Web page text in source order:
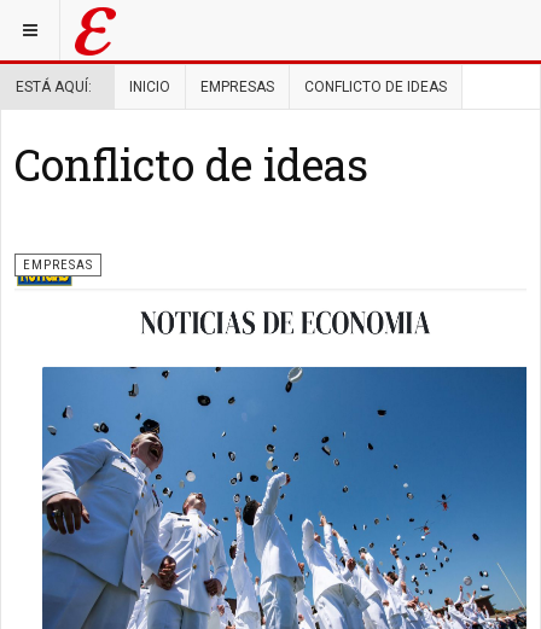
ESTÁ AQUÍ: INICIO EMPRESAS CONFLICTO DE IDEAS
Conflicto de ideas
EMPRESAS